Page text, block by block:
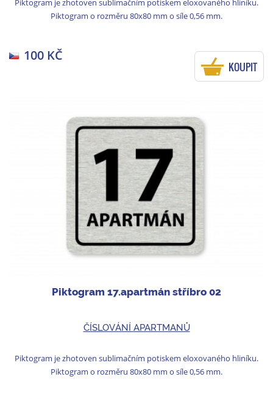
Piktogram je zhotoven sublimačním potiskem eloxovaného hliníku.
Piktogram o rozměru 80x80 mm o síle 0,56 mm.
100 KČ
KOUPIT
Piktogram 17.apartmán stříbro 02
ČÍSLOVÁNÍ APARTMANŮ
Piktogram je zhotoven sublimačním potiskem eloxovaného hliníku.
Piktogram o rozměru 80x80 mm o síle 0,56 mm.